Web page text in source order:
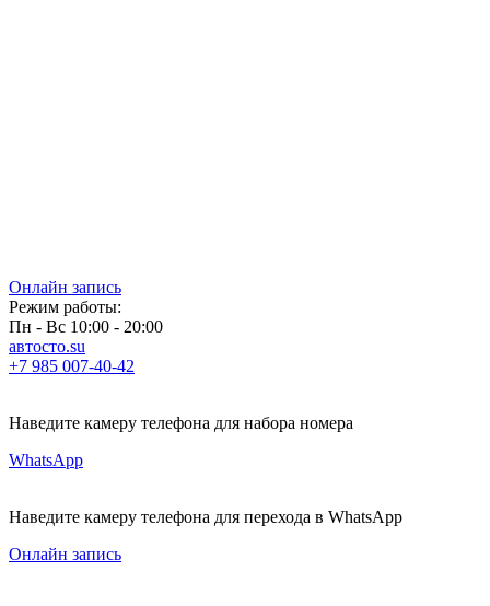
Онлайн запись
Режим работы:
Пн - Вс 10:00 - 20:00
автосто.su
+7 985 007-40-42
Наведите камеру телефона для набора номера
WhatsApp
Наведите камеру телефона для перехода в WhatsApp
Онлайн запись